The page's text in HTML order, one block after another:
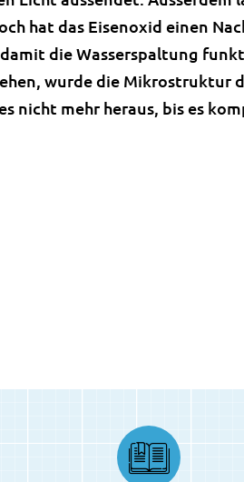
hat das Eisenoxid einen
die Wasserspaltung
wurde die
nicht mehr heraus, bis es